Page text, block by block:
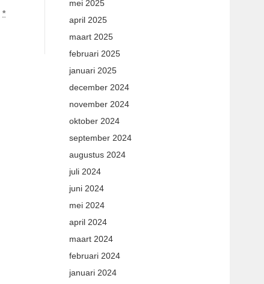
*
mei 2025
april 2025
maart 2025
februari 2025
januari 2025
december 2024
november 2024
oktober 2024
september 2024
augustus 2024
juli 2024
juni 2024
mei 2024
april 2024
maart 2024
februari 2024
januari 2024